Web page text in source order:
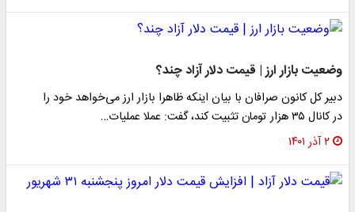
وضعیت بازار ارز | قیمت دلار آزاد چند؟
دبیر کل کانون صرافان با بیان اینکه ظاهرا بازار ارز می‌خواهد خود را
در کانال ۳۵ هزار تومان تثبیت کند، گفت: عملا عملیات…
۲ آذر ۱۴۰۱